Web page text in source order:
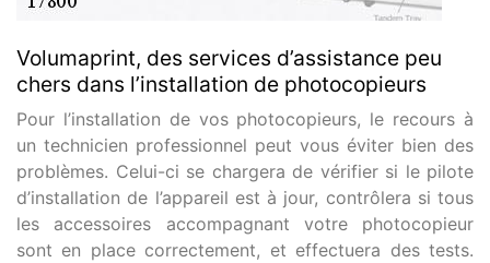
Volumaprint, des services d’assistance peu
chers dans l’installation de photocopieurs
Pour l’installation de vos photocopieurs, le recours à
un technicien professionnel peut vous éviter bien des
problèmes. Celui-ci se chargera de vérifier si le pilote
d’installation de l’appareil est à jour, contrôlera si tous
les accessoires accompagnant votre photocopieur
sont en place correctement, et effectuera des tests.